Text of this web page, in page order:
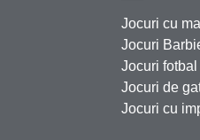
Jocuri cu
Jocuri
Jocuri fotbal
Jocuri de
Jocuri cu